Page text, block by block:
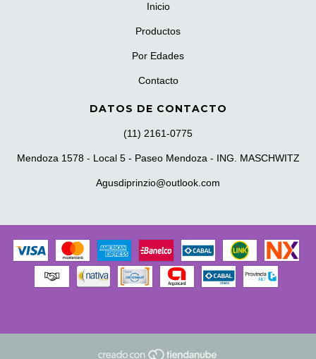
Inicio
Productos
Por Edades
Contacto
DATOS DE CONTACTO
(11) 2161-0775
Mendoza 1578 - Local 5 - Paseo Mendoza - ING. MASCHWITZ
Agusdiprinzio@outlook.com